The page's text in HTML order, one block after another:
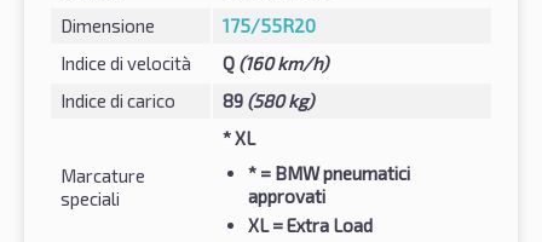
Dimensione
175/55R20
Indice di velocità
Q (160 km/h)
Indice di carico
89 (580 kg)
Marcature
speciali
* XL
* = BMW pneumatici
approvati
XL= Extra Load